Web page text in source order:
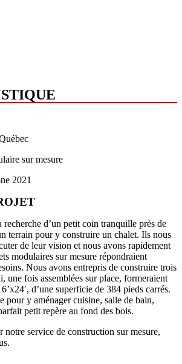
sur mesure
2021
d’un petit coin tranquille près de
terrain pour y construire un chalet. Ils nous
de leur vision et nous avons rapidement
modulaires sur mesure répondraient
Nous avons entrepris de construire trois
une fois assemblées sur place, formeraient
d’une superficie de 384 pieds carrés.
pour y aménager cuisine, salle de bain,
petit repère au fond des bois.
notre service de construction sur mesure,